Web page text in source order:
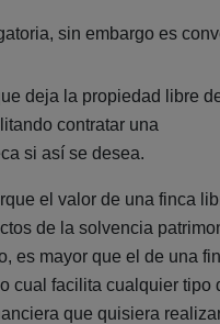
sin embargo es
deja la propiedad libre
contratar una
si así se desea.
el valor de una finca
de la solvencia
es mayor que el de una
cual facilita cualquier tipo
que quisiera